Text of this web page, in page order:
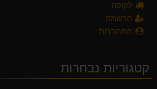
לקופה
הרשמה
התחברות
קטגוריות נבחרות